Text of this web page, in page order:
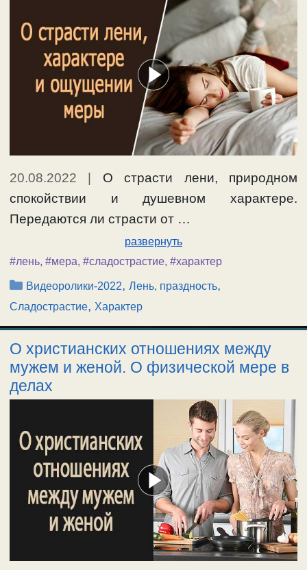
20.08.2022
О страсти лени, природном
спокойствии и душевном характере.
Передаются ли страсти от …
развернуть
#лень, #мера, #сладострастие, #характер
Рубрики
Видеоролики-2022,Лень, праздность,
Сладострастие, Характер
О христианских отношениях между
мужем и женой. О физической мере в
делах